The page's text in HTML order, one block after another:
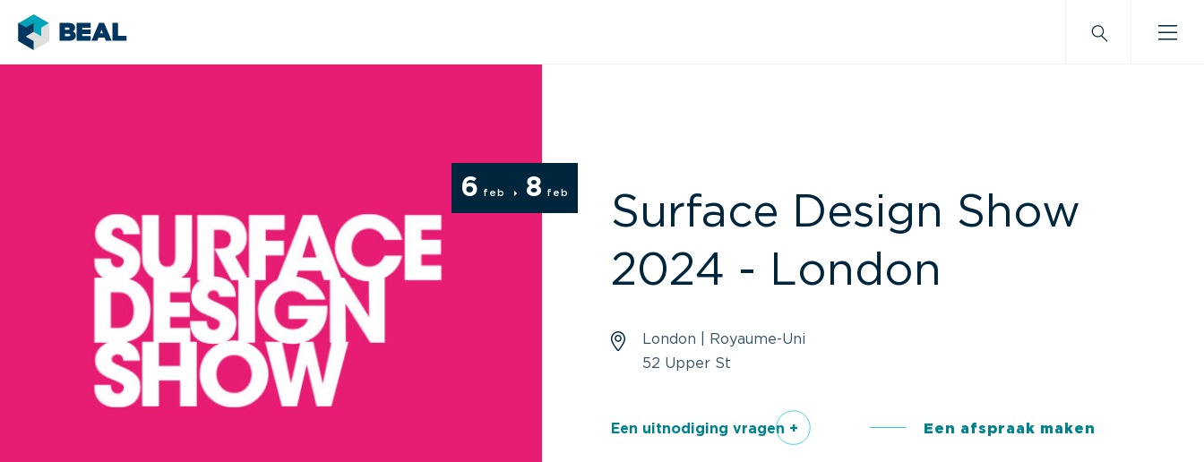
6 feb 8 feb
Surface Design Show
2024 - London
London | Royaume-Uni
52 Upper St
Een uitnodiging vragen + Een afspraak maken